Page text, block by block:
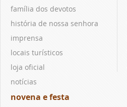
família dos devotos
história de nossa senhora
imprensa
locais turísticos
loja oficial
notícias
novena e festa